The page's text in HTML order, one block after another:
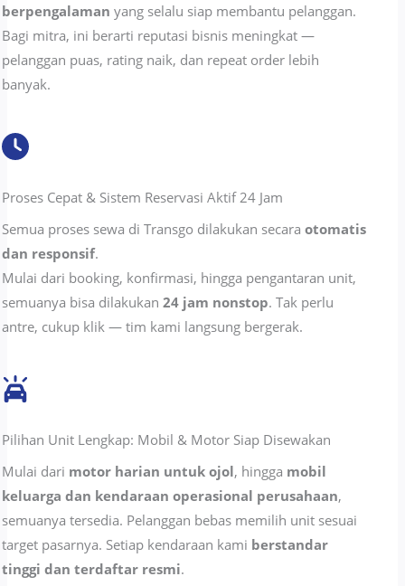
berpengalaman yang selalu siap membantu pelanggan.
Bagi mitra, ini berarti reputasi bisnis meningkat —
pelanggan puas, rating naik, dan repeat order lebih
banyak.
Proses Cepat & Sistem Reservasi Aktif 24 Jam
Semua proses sewa di Transgo dilakukan secaraotomatis
dan responsif.
Mulai dari booking, konfirmasi, hingga pengantaran unit,
semuanya bisa dilakukan24 jam nonstop. Tak perlu
antre, cukup klik — tim kami langsung bergerak.
Pilihan Unit Lengkap: Mobil & Motor Siap Disewakan
Mulai dari motor harian untuk ojol, hingga mobil
keluarga dan kendaraan operasional perusahaan,
semuanya tersedia. Pelanggan bebas memilih unit sesuai
target pasarnya. Setiap kendaraan kami berstandar
tinggi dan terdaftar resmi.